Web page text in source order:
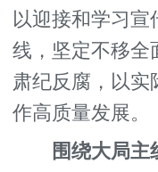
以迎接和学习宣
线，坚定不移全
肃纪反腐，以实
作高质量发展。
围绕大局主